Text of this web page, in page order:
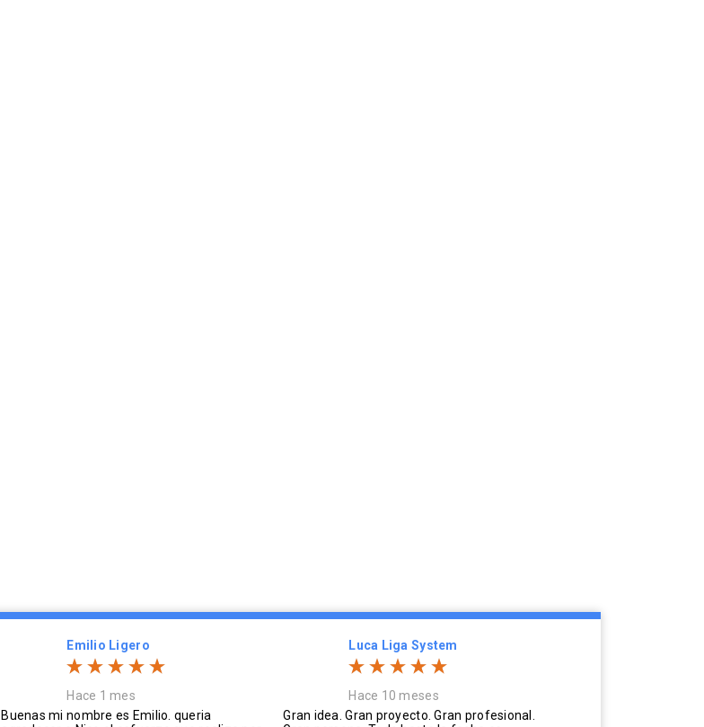
Emilio Ligero
Hace 1 mes
Buenas mi nombre es Emilio. queria
Luca Liga System
Hace 10 meses
Gran idea. Gran proyecto. Gran profesional.